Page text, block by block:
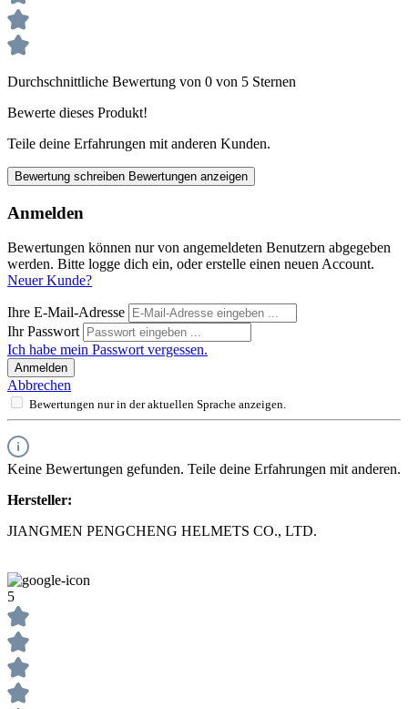
Durchschnittliche Bewertung von 0 von 5 Sternen
Bewerte dieses Produkt!
Teile deine Erfahrungen mit anderen Kunden.
Bewertung schreiben Bewertungen anzeigen
Anmelden
Bewertungen können nur von angemeldeten Benutzern abgegeben
werden. Bitte logge dich ein, oder erstelle einen neuen Account.
Neuer Kunde?
Ihre E-Mail-Adresse
Ihr Passwort
Ich habe mein Passwort vergessen.
Anmelden
Abbrechen
Bewertungen nur in der aktuellen Sprache anzeigen.
Keine Bewertungen gefunden. Teile deine Erfahrungen mit anderen.
Hersteller:
JIANGMEN PENGCHENG HELMETS CO., LTD.
5